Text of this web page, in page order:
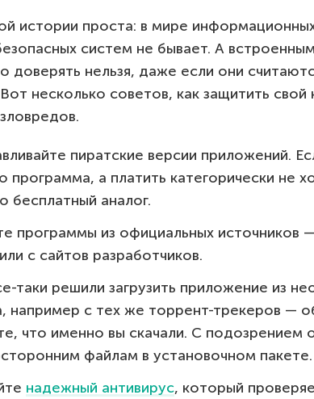
истории проста: в мире
систем не бывает. А
доверять нельзя, даже если они
несколько советов, как защитить
пиратские версии приложений.
программа, а платить категорически не
бесплатный аналог.
программы из официальных источников
с сайтов разработчиков.
таки решили загрузить приложение из
например с тех же торрент-трекеров —
что именно вы скачали. С подозрением
файлам в установочном пакете.
надежный антивирус, который